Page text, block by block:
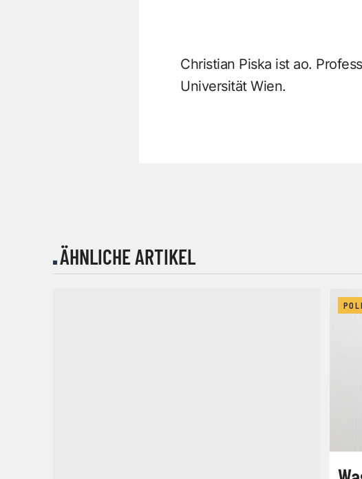
Christian Piska ist ao.
Universität Wien.
ÄHNLICHE ARTIKEL